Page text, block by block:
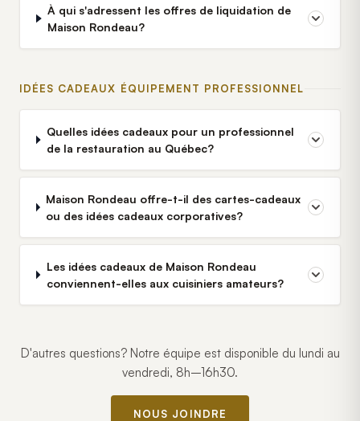
À qui s'adressent les offres de liquidation de
Maison Rondeau?
IDÉES CADEAUX ÉQUIPEMENT PROFESSIONNEL
Quelles idées cadeaux pour un professionnel
de la restauration au Québec?
Maison Rondeau offre-t-il des cartes-cadeaux
ou des idées cadeaux corporatives?
Les idées cadeaux de Maison Rondeau
conviennent-elles aux cuisiniers amateurs?
D'autres questions? Notre équipe est disponible du lundi au
vendredi, 8h–16h30.
NOUS JOINDRE